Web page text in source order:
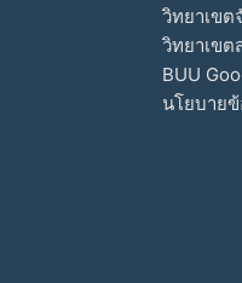
วิทยาเข
วิทยาเขต
BUU
นโยบาย